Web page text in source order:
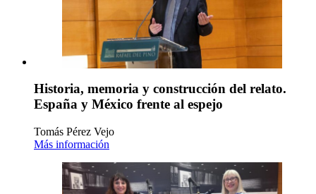
Historia, memoria y construcción del relato.
España y México frente al espejo
Tomás Pérez Vejo
Más información